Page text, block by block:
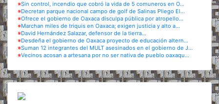
※Sin control, incendio que cobró la vida de 5 comuneros en O...
※Decretan parque nacional campo de golf de Salinas Pliego El...
※Ofrece el gobierno de Oaxaca disculpa pública por atropello...
※Marchan miles de triquis en Oaxaca; exigen justicia y alto a...
※David Hernández Salazar, defensor de la tierra...
※Desdeña el gobierno de Oaxaca proyecto de educación altern...
※Suman 12 integrantes del MULT asesinados en el gobierno de J...
※Vecinos acosan a artesana por no ser nativa de pueblo oaxaqu...